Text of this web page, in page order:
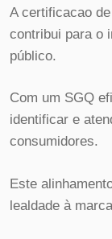
A certificacao
contribui para o
público.
Com um SGQ
identificar e
consumidores.
Este
lealdade à